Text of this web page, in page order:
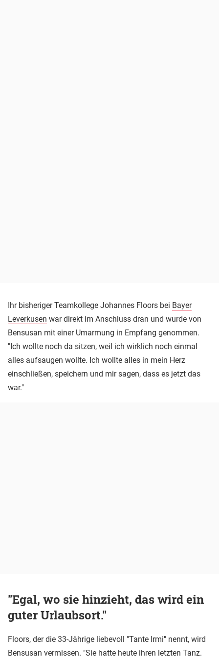
Ihr bisheriger Teamkollege Johannes Floors bei Bayer
Leverkusen war direkt im Anschluss dran und wurde von
Bensusan mit einer Umarmung in Empfang genommen.
"Ich wollte noch da sitzen, weil ich wirklich noch einmal
alles aufsaugen wollte. Ich wollte alles in mein Herz
einschließen, speichern und mir sagen, dass es jetzt das
war."
"Egal, wo sie hinzieht, das wird ein
guter Urlaubsort."
Floors, der die 33-Jährige liebevoll "Tante Irmi" nennt, wird
Bensusan vermissen. "Sie hatte heute ihren letzten Tanz.